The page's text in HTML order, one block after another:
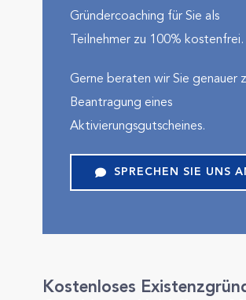
Gründercoaching für Sie als
Teilnehmer zu 100% kostenfrei.
Gerne beraten wir Sie genauer
Beantragung eines
Aktivierungsgutscheines.
SPRECHEN SIE UNS
Kostenloses